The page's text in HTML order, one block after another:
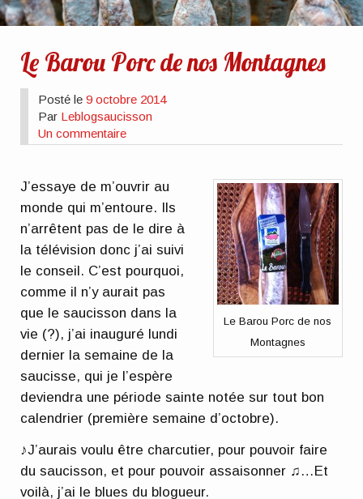
Le Barou Porc de nos Montagnes
Posté le9 octobre 2014
Par Leblogsaucisson
Un commentaire
Le Barou Porc de nos
Montagnes
J’essaye de m’ouvrir au
monde qui m’entoure. Ils
n’arrêtent pas de le dire à
la télévision donc j’ai suivi
le conseil. C’est pourquoi,
comme il n’y aurait pas
que le saucisson dans la
vie (?), j’ai inauguré lundi
dernier la semaine de la
saucisse, qui je l’espère
deviendra une période sainte notée sur tout bon
calendrier (première semaine d’octobre).
♪J’aurais voulu être charcutier, pour pouvoir faire
du saucisson, et pour pouvoir assaisonner ♫…Et
voilà, j’ai le blues du blogueur.